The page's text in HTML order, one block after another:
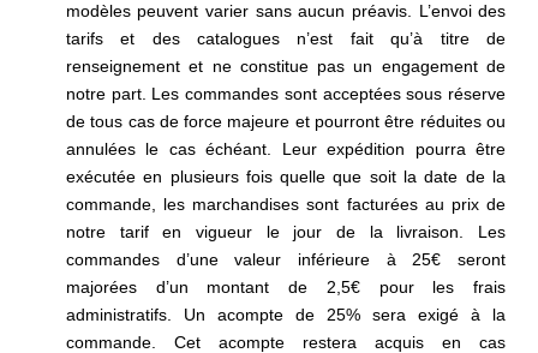
modèles peuvent varier sans aucun préavis. L’envoi des
tarifs et des catalogues n’est fait qu’à titre de
renseignement et ne constitue pas un engagement de
notre part. Les commandes sont acceptées sous réserve
de tous cas de force majeure et pourront être réduites ou
annulées le cas échéant. Leur expédition pourra être
exécutée en plusieurs fois quelle que soit la date de la
commande, les marchandises sont facturées au prix de
notre tarif en vigueur le jour de la livraison. Les
commandes d’une valeur inférieure à 25€ seront
majorées d’un montant de 2,5€ pour les frais
administratifs. Un acompte de 25% sera exigé à la
commande. Cet acompte restera acquis en cas